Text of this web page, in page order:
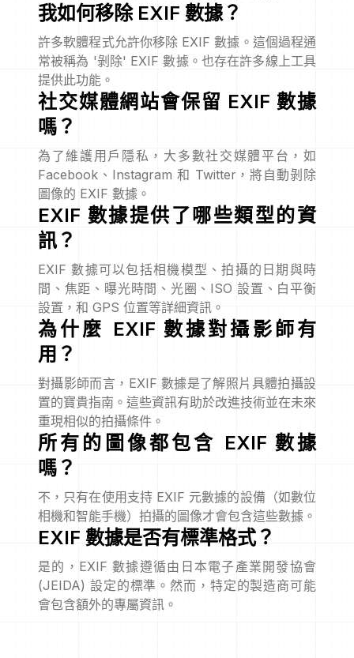
我如何移除 EXIF 數據？
許多軟體程式允許你移除 EXIF 數據。這個過程通
常被稱為 '剝除' EXIF 數據。也存在許多線上工具
提供此功能。
社交媒體網站會保留 EXIF 數據
嗎？
為了維護用戶隱私，大多數社交媒體平台，如
Facebook、Instagram 和 Twitter，將自動剝除
圖像的 EXIF 數據。
EXIF 數據提供了哪些類型的資
訊？
EXIF 數據可以包括相機模型、拍攝的日期與時
間、焦距、曝光時間、光圈、ISO 設置、白平衡
設置，和 GPS 位置等詳細資訊。
為什麼 EXIF 數據對攝影師有
用？
對攝影師而言，EXIF 數據是了解照片具體拍攝設
置的寶貴指南。這些資訊有助於改進技術並在未來
重現相似的拍攝條件。
所有的圖像都包含 EXIF 數據
嗎？
不，只有在使用支持 EXIF 元數據的設備（如數位
相機和智能手機）拍攝的圖像才會包含這些數據。
EXIF 數據是否有標準格式？
是的，EXIF 數據遵循由日本電子產業開發協會
(JEIDA) 設定的標準。然而，特定的製造商可能
會包含額外的專屬資訊。